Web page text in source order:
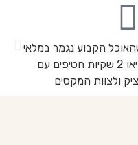
הקבוע נגמר במלאי
הציעו אוכל חלופי ודאגו לעדכן וגם הביאו 2 שקיות חטיפים עם
ולצוות המקסים